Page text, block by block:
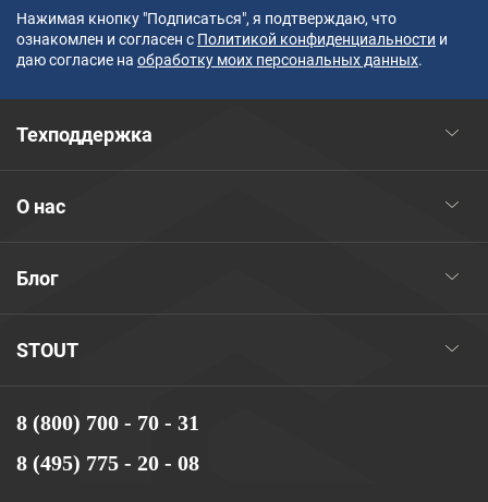
Нажимая кнопку "Подписаться", я подтверждаю, что
ознакомлен и согласен с Политикой конфиденциальности и
даю согласие на обработку моих персональных данных.
8 (800) 700 - 70 - 31
8 (495) 775 - 20 - 08
STOUT
Блог
О нас
Техподдержка